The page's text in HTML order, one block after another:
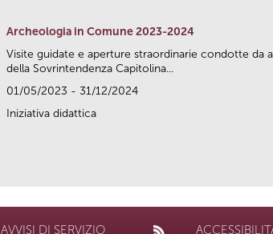
Archeologia in Comune 2023-2024
Visite guidate e aperture straordinarie condotte da
della Sovrintendenza Capitolina...
01/05/2023 - 31/12/2024
Iniziativa didattica
AVVISI DI SERVIZIO